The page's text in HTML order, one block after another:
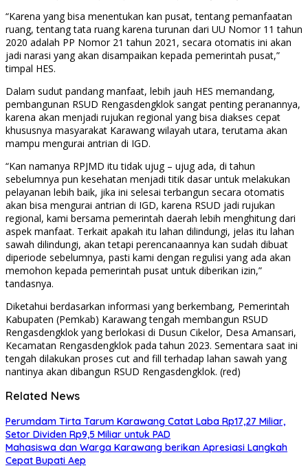
“Karena yang bisa menentukan kan pusat, tentang pemanfaatan
ruang, tentang tata ruang karena turunan dari UU Nomor 11 tahun
2020 adalah PP Nomor 21 tahun 2021, secara otomatis ini akan
jadi narasi yang akan disampaikan kepada pemerintah pusat,”
timpal HES.
Dalam sudut pandang manfaat, lebih jauh HES memandang,
pembangunan RSUD Rengasdengklok sangat penting peranannya,
karena akan menjadi rujukan regional yang bisa diakses cepat
khususnya masyarakat Karawang wilayah utara, terutama akan
mampu mengurai antrian di IGD.
“Kan namanya RPJMD itu tidak ujug – ujug ada, di tahun
sebelumnya pun kesehatan menjadi titik dasar untuk melakukan
pelayanan lebih baik, jika ini selesai terbangun secara otomatis
akan bisa mengurai antrian di IGD, karena RSUD jadi rujukan
regional, kami bersama pemerintah daerah lebih menghitung dari
aspek manfaat. Terkait apakah itu lahan dilindungi, jelas itu lahan
sawah dilindungi, akan tetapi perencanaannya kan sudah dibuat
diperiode sebelumnya, pasti kami dengan regulisi yang ada akan
memohon kepada pemerintah pusat untuk diberikan izin,”
tandasnya.
Diketahui berdasarkan informasi yang berkembang, Pemerintah
Kabupaten (Pemkab) Karawang tengah membangun RSUD
Rengasdengklok yang berlokasi di Dusun Cikelor, Desa Amansari,
Kecamatan Rengasdengklok pada tahun 2023. Sementara saat ini
tengah dilakukan proses cut and fill terhadap lahan sawah yang
nantinya akan dibangun RSUD Rengasdengklok. (red)
Related News
Perumdam Tirta Tarum Karawang Catat Laba Rp17,27 Miliar,
Setor Dividen Rp9,5 Miliar untuk PAD
Mahasiswa dan Warga Karawang berikan Apresiasi Langkah
Cepat Bupati Aep